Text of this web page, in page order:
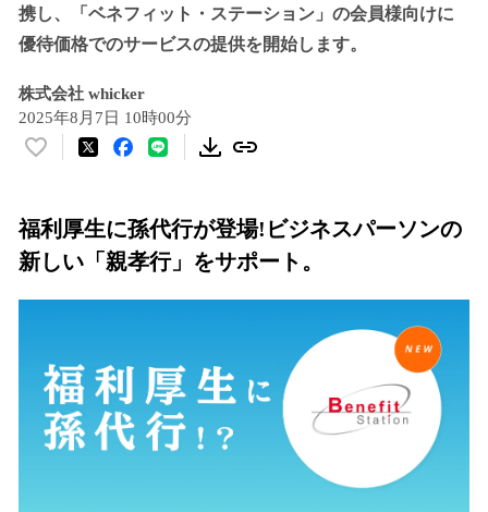
携し、「ベネフィット・ステーション」の会員様向けに
優待価格でのサービスの提供を開始します。
株式会社 whicker
2025年8月7日 10時00分
い
！
数
を
み
中
で
す
福利厚生に孫代行が登場!ビジネスパーソンの
新しい「親孝行」をサポート。